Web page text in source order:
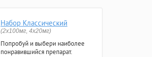
Набор Классический
(2x100мг, 4x20мг)
Попробуй и выбери наиболее
понравившийся препарат.